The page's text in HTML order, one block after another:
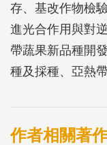
存、基改作物檢
進光合作用與對
帶蔬果新品種開
種及採種、亞熱
作者相關著